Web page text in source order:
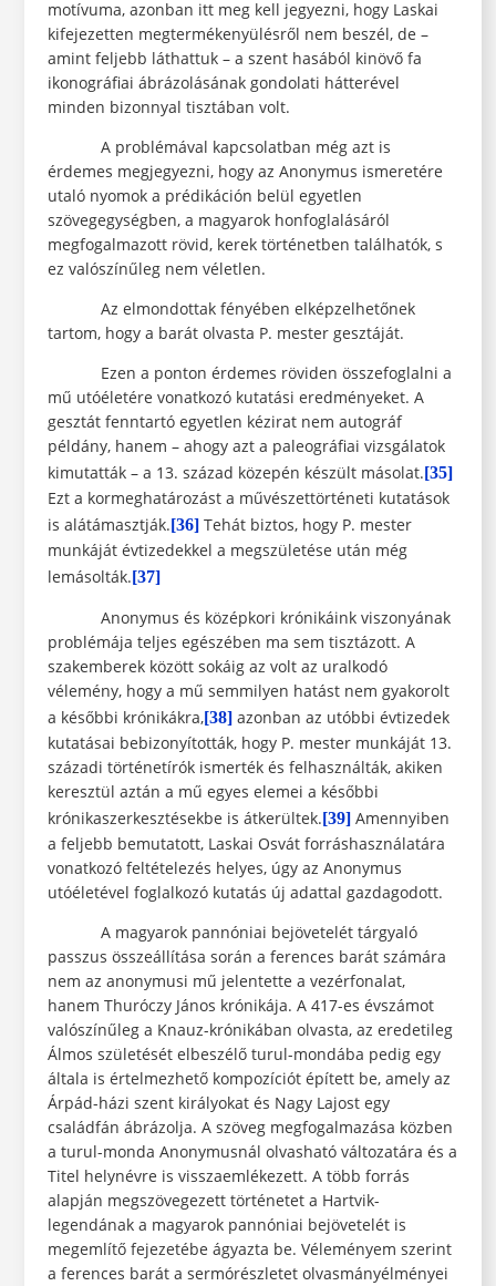
motívuma, azonban itt meg kell jegyezni, hogy Laskai
kifejezetten megtermékenyülésről nem beszél, de –
amint feljebb láthattuk – a szent hasából kinövő fa
ikonográfiai ábrázolásának gondolati hátterével
minden bizonnyal tisztában volt.
A problémával kapcsolatban még azt is
érdemes megjegyezni, hogy az Anonymus ismeretére
utaló nyomok a prédikáción belül egyetlen
szövegegységben, a magyarok honfoglalásáról
megfogalmazott rövid, kerek történetben találhatók, s
ez valószínűleg nem véletlen.
Az elmondottak fényében elképzelhetőnek
tartom, hogy a barát olvasta P. mester gesztáját.
Ezen a ponton érdemes röviden összefoglalni a
mű utóéletére vonatkozó kutatási eredményeket. A
gesztát fenntartó egyetlen kézirat nem autográf
példány, hanem – ahogy azt a paleográfiai vizsgálatok
kimutatták – a 13. század közepén készült másolat.[35]
Ezt a kormeghatározást a művészettörténeti kutatások
is alátámasztják.[36]Tehát biztos, hogy P. mester
munkáját évtizedekkel a megszületése után még
lemásolták.[37]
Anonymus és középkori krónikáink viszonyának
problémája teljes egészében ma sem tisztázott. A
szakemberek között sokáig az volt az uralkodó
vélemény, hogy a mű semmilyen hatást nem gyakorolt
a későbbi krónikákra,[38]azonban az utóbbi évtizedek
kutatásai bebizonyították, hogy P. mester munkáját 13.
századi történetírók ismerték és felhasználták, akiken
keresztül aztán a mű egyes elemei a későbbi
krónikaszerkesztésekbe is átkerültek.[39]Amennyiben
a feljebb bemutatott, Laskai Osvát forráshasználatára
vonatkozó feltételezés helyes, úgy az Anonymus
utóéletével foglalkozó kutatás új adattal gazdagodott.
A magyarok pannóniai bejövetelét tárgyaló
passzus összeállítása során a ferences barát számára
nem az anonymusi mű jelentette a vezérfonalat,
hanem Thuróczy János krónikája. A 417-es évszámot
valószínűleg a Knauz-krónikában olvasta, az eredetileg
Álmos születését elbeszélő turul-mondába pedig egy
általa is értelmezhető kompozíciót épített be, amely az
Árpád-házi szent királyokat és Nagy Lajost egy
családfán ábrázolja. A szöveg megfogalmazása közben
a turul-monda Anonymusnál olvasható változatára és a
Titel helynévre is visszaemlékezett. A több forrás
alapján megszövegezett történetet a Hartvik-
legendának a magyarok pannóniai bejövetelét is
megemlítő fejezetébe ágyazta be. Véleményem szerint
a ferences barát a sermórészletet olvasmányélményei